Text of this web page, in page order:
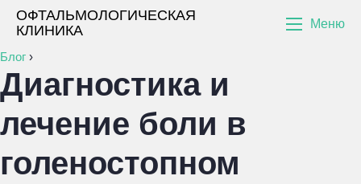
ОФТАЛЬМОЛОГИЧЕСКАЯ
КЛИНИКА
Меню
Блог ›
Диагностика и
лечение боли в
голеностопном